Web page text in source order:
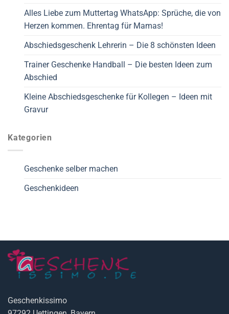
Alles Liebe zum Muttertag WhatsApp: Sprüche, die von
Herzen kommen. Ehrentag für Mamas!
Abschiedsgeschenk Lehrerin – Die 8 schönsten Ideen
Trainer Geschenke Handball – Die besten Ideen zum
Abschied
Kleine Abschiedsgeschenke für Kollegen – Ideen mit
Gravur
Kategorien
Geschenke selber machen
Geschenkideen
Geschenkissimo